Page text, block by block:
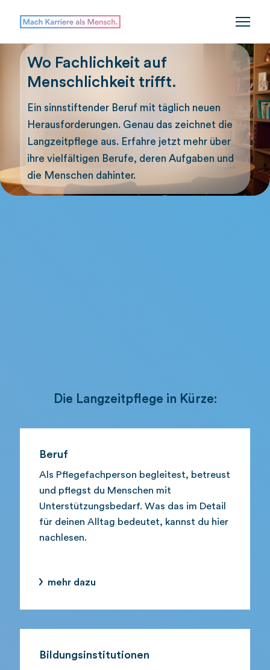
Wo Fachlichkeit auf
Menschlichkeit trifft.
Ein sinnstiftender Beruf mit täglich neuen
Herausforderungen. Genau das zeichnet die
Langzeitpflege aus. Erfahre jetzt mehr über
ihre vielfältigen Berufe, deren Aufgaben und
die Menschen dahinter.
Die Langzeitpflege in Kürze:
Beruf
Als Pflegefachperson begleitest, betreust
und pflegst du Menschen mit
Unterstützungsbedarf. Was das im Detail
für deinen Alltag bedeutet, kannst du hier
nachlesen.
mehr dazu
Bildungsinstitutionen